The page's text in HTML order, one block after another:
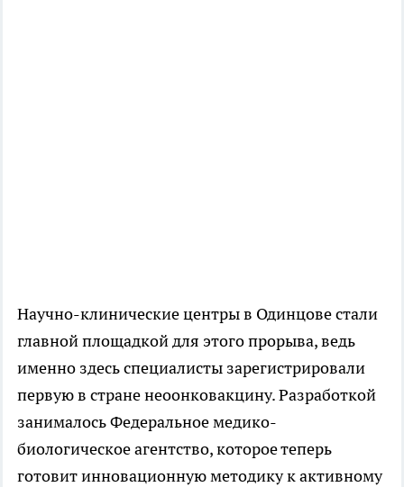
Научно-клинические центры в Одинцове стали
главной площадкой для этого прорыва, ведь
именно здесь специалисты зарегистрировали
первую в стране неоонковакцину. Разработкой
занималось Федеральное медико-
биологическое агентство, которое теперь
готовит инновационную методику к активному